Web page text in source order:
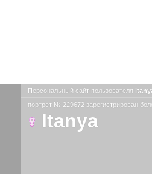
Персональный сайт пользователя
портрет № 229672 зарегистрирован
Itanya